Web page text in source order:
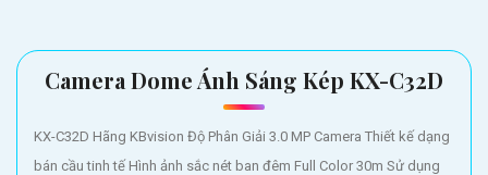
Camera Dome Ánh Sáng Kép KX-C32D
KX-C32D Hãng KBvision Độ Phân Giải 3.0 MP Camera Thiết kế dạng
bán cầu tinh tế Hình ảnh sắc nét ban đêm Full Color 30m Sử dụng